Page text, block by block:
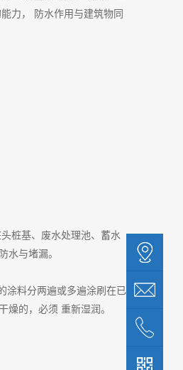
力，
防水作用与建筑物同
桩基、废水处理池、蓄水
水与堵漏。
涂料分两遍或多遍涂刷在已
燥的，必须 重新湿润。